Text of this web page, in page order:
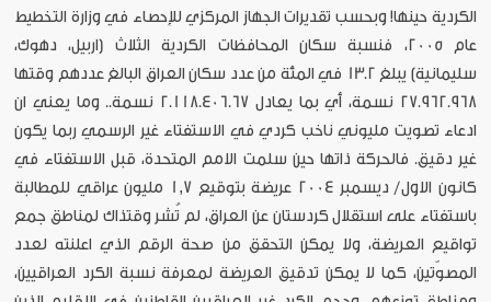
الكردية حينها! وبحسب تقديرات الجهاز المركزي للإحصاء في وزارة التخطيط
عام 2005، فنسبة سكان المحافظات الكردية الثلاث (اربيل، دهوك،
سليمانية) يبلغ 13.2 في المئة من عدد سكان العراق البالغ عددهم وقتها
27.962.968 نسمة، أي بما يعادل 2.118.406.67 نسمة.. وما يعني ان
ادعاء تصويت مليوني ناخب كردي في الاستفتاء غير الرسمي ربما يكون
غير دقيق. فالحركة ذاتها حين سلمت الامم المتحدة، قبل الاستفتاء في
كانون الاول/ ديسمبر 2004 عريضة بتوقيع 1,7 مليون عراقي للمطالبة
باستفتاء على استقلال كردستان عن العراق، لم تُشر وقتذاك لمناطق جمع
تواقيع العريضة، ولا يمكن التحقق من صحة الرقم الذي اعلنته لعدد
المصوّتين، كما لا يمكن تدقيق العريضة لمعرفة نسبة الكرد العراقيين،